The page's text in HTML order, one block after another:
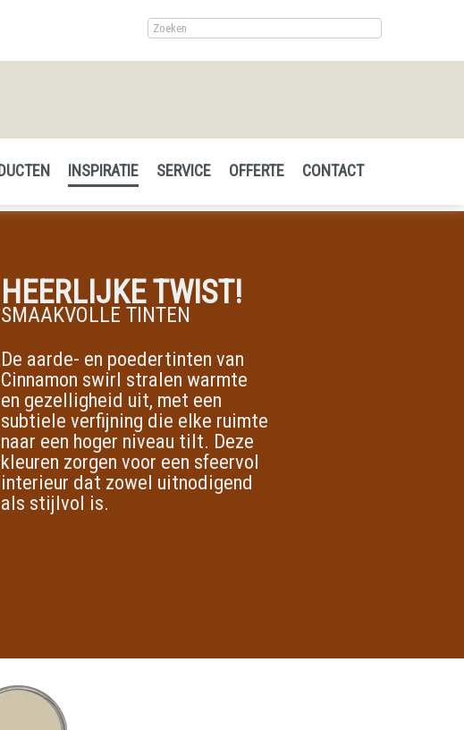
INSPIRATIE SERVICE OFFERTE CONTACT
HEERLIJKE TWIST!
SMAAKVOLLE TINTEN
De aarde- en poedertinten van
Cinnamon swirl stralen warmte
en gezelligheid uit, met een
subtiele verfijning die elke ruimte
naar een hoger niveau tilt. Deze
kleuren zorgen voor een sfeervol
interieur dat zowel uitnodigend
als stijlvol is.